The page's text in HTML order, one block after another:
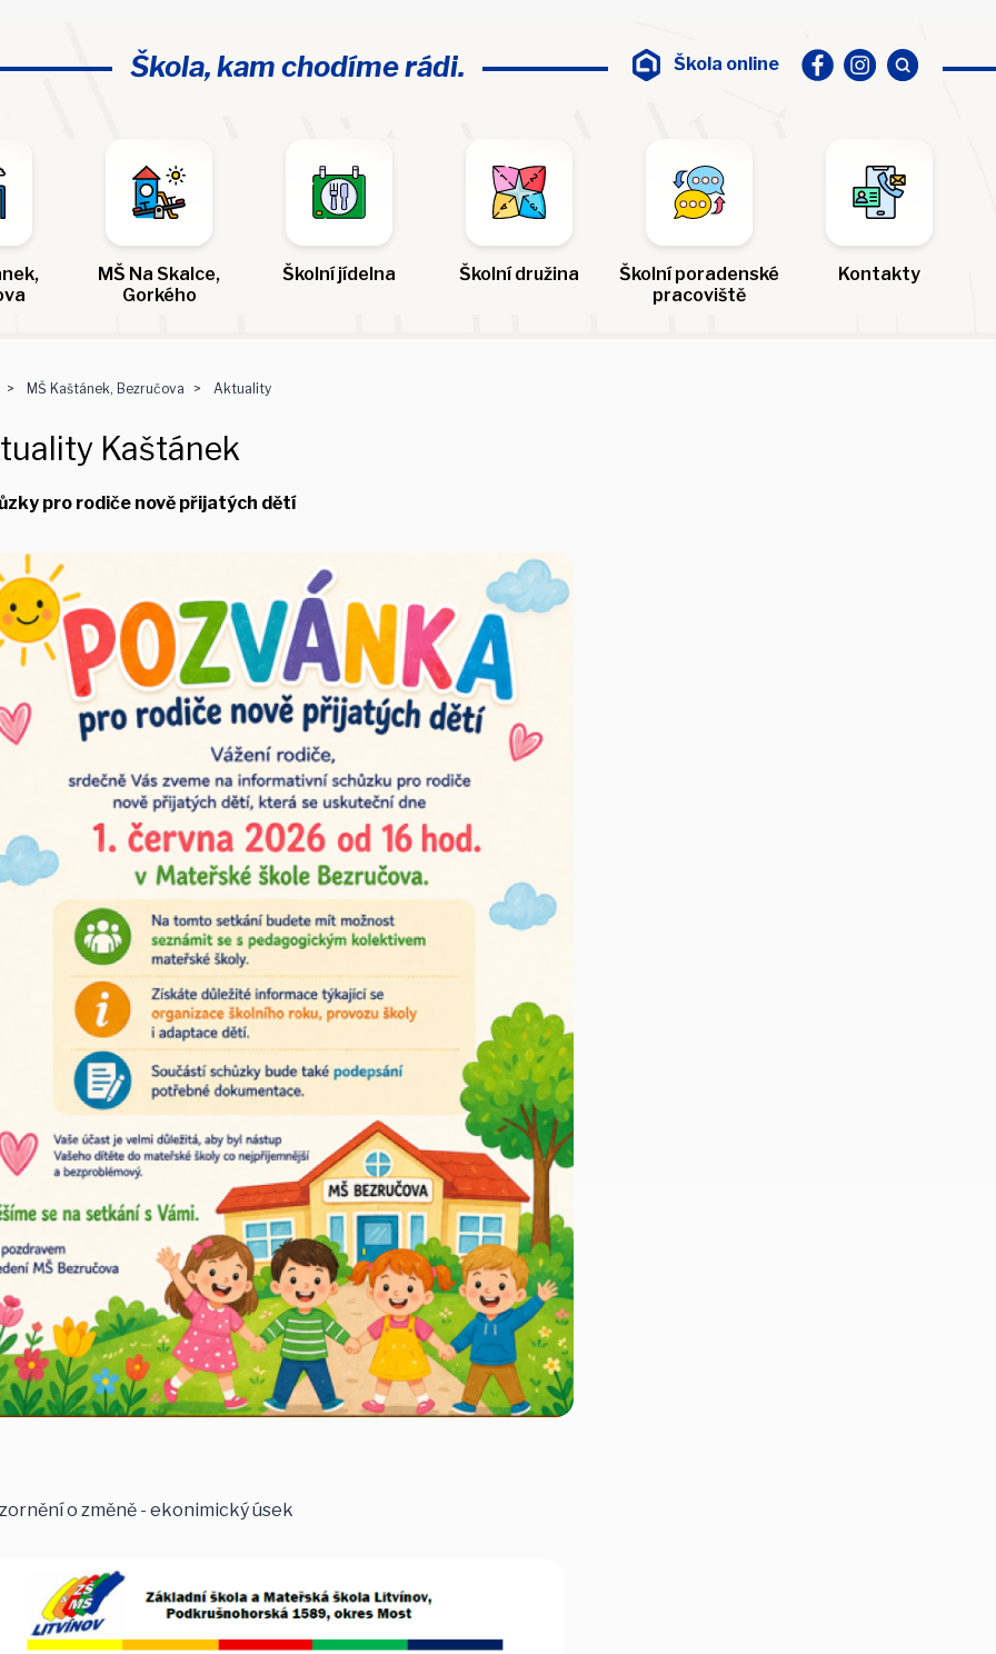
Škola, kam chodíme rádi. Škola online
MŠ Na Skalce,
Gorkého
Školní jídelna Školní družina
Školní poradenské
pracoviště
Kontakty
MŠ Kaštánek, Bezručova Aktuality
Kaštánek
pro rodiče nově přijatých dětí
o změně - ekonimický úsek